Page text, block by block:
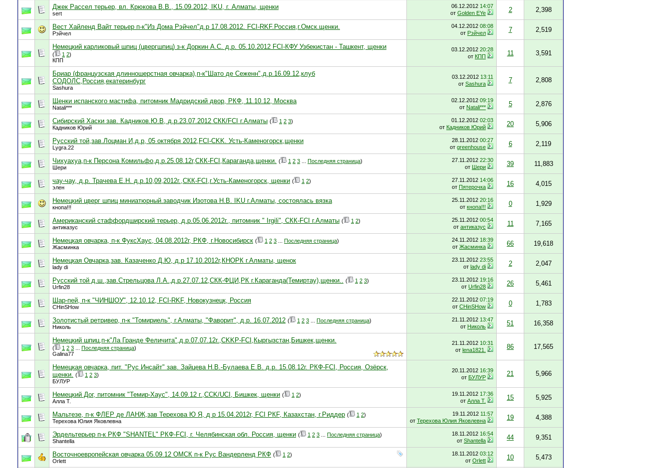
Джек Рассел терьер, вл. Крюкова В.В., 15.09.2012, IKU, г. Алматы, щенки
sert
06.12.2012 14:07
от Golden EYe 2 2,398
Вест Хайленд Вайт терьер п-к"Из Дома Рэйчел"д.р 17.08.2012. FCI-RKF.Россия,г.Омск.щенки.
Рэйчел
04.12.2012 08:08
от Рэйчел 7 2,519
Немецкий карликовый шпиц (цвергшпиц) з-к Доркин А.С. д.р. 05.10.2012 FCI-КФУ Узбекистан - Ташкент, щенки
( 1 2)
КПП
03.12.2012 20:28
от КПП 11 3,591
Бриар (французская длинношерстная овчарка),п-к"Шато де Сеженн",д.р.16.09.12,клуб
СОДОЛС,Россия,екатеринбург
Sashura
03.12.2012 13:11
от Sashura 7 2,808
Щенки испанского мастифа, питомник Мадридский двор, РКФ, 11.10.12, Москва
Natali***
02.12.2012 09:19
от Natali*** 5 2,876
Сибирский Хаски зав. Кадников.Ю.В, д.р.23.07.2012 СКК/FCI г.Алматы ( 1 2 3)
Кадников Юрий
01.12.2012 02:03
от Кадников Юрий 20 5,906
Русский той,зав.Лоцман И,д.р, 05 октября 2012,FCI-CKK. Усть-Каменогорск,щенки
Lygra.22
28.11.2012 00:27
от greenhouse 6 2,119
Чихуахуа,п-к Персона Комильфо,д.р.25.08.12г,СКК-FCI,Караганда,щенки. ( 1 2 3 Последняя страница)
Шери
27.11.2012 22:30
от Шери 39 11,883
чау-чау, д.р. Трачева Е.Н. д.р.10,09,2012г.,СКК-FCI,г.Усть-Каменогорск, щенки ( 1 2)
элен
27.11.2012 14:06
от Пятерочка 16 4,015
Немецкий цверг шпиц миниатюрный.заводчик Изотова Н.В. IKU г.Алматы, состоялась вязка
кнопа!!!
25.11.2012 20:16
от кнопа!!! 0 1,929
Американский стаффордширский терьер, д.р.05.06.2012г., питомник " Irgili", СКК-FCI г.Алматы ( 1 2)
антиказус
25.11.2012 00:54
от антиказус 11 7,165
Немецкая овчарка, п-к ФуксХаус, 04.08.2012г, РКФ, г.Новосибирск ( 1 2 3 Последняя страница)
Жасминка
24.11.2012 18:39
от Жасминка 66 19,618
Немецкая Овчарка,зав. Казаченко Д.Ю, д.р 17.10.2012г,КНОРК г.Алматы, щенок
lady di
23.11.2012 23:55
от lady di 2 2,047
Русский той д.ш.,зав.Стрельцова Л.А.,д.р.27.07.12,СКК-ФЦИ,РК г.Караганда(Темиртау),щенки.. ( 1 2 3)
Urfin28
23.11.2012 19:16
от Urfin28 26 5,461
Шар-пей, п-к "ЧИНШОУ", 12.10.12, FCI-RKF, Новокузнецк, Россия
CHinSHow
22.11.2012 07:19
от CHinSHow 0 1,783
Золотистый ретривер, п-к "Томириель", г.Алматы, "Фаворит", д.р. 16.07.2012 ( 1 2 3 Последняя страница)
Николь
21.11.2012 13:47
от Николь 51 16,358
Немецкий шпиц,п-к"Ла Гранде Феличита",д.р.07.07.12г.,CKKP-FCI,Кыргызстан,Бишкек,щенки.
( 1 2 3 Последняя страница)
Galina77
21.11.2012 10:31
от lena1821. 86 17,565
Немецкая овчарка, пит. "Рус Инсайт" зав. Зайцева Н.В.-Булаева Е.В. д.р. 15.08.12г. РКФ-FCI, Россия, Озёрск,
щенки. ( 1 2 3)
БУЛУР
20.11.2012 16:39
от БУЛУР 21 5,966
Немецкий Дог, питомник "Темир-Хаус", 14.09.12 г.,CCK/UCI, Бишкек, щенки ( 1 2)
Алла Т.
19.11.2012 17:36
от Алла Т. 15 5,925
Мальтезе, п-к ФЛЕР де ЛАНЖ,зав Терехова Ю Я, д р 15.04.2012г, FCI РКF, Казахстан, г.Риддер ( 1 2)
Терехова Юлия Яковлевна
19.11.2012 11:57
от Терехова Юлия Яковлевна 19 4,388
Эрдельтерьер п-к РКФ "SHANTEL" РКФ-FCI, г. Челябинская обл. Россия, щенки ( 1 2 3 Последняя страница)
Shantella
18.11.2012 16:54
от Shantella 44 9,351
Восточноевропейская овчарка 05.09.12 ОМСК п-к Рус Вандерленд РКФ ( 1 2)
Orlett
18.11.2012 03:12
от Orlett 10 5,473